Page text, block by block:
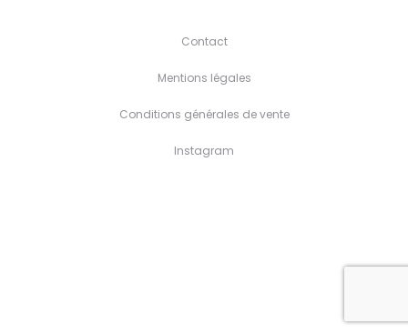
Contact
Mentions légales
Conditions générales de vente
Instagram